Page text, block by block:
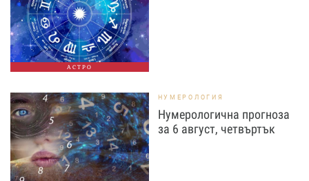
АСТРО
НУМЕРОЛОГИЯ
Нумерологична прогноза
за 6 август, четвъртък